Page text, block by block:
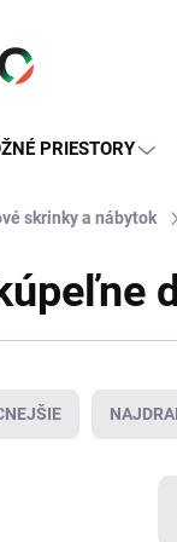
PRIESTORY
skrinky a nábytok